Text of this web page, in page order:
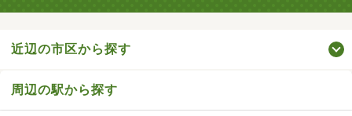
近辺の市区から探す
周辺の駅から探す